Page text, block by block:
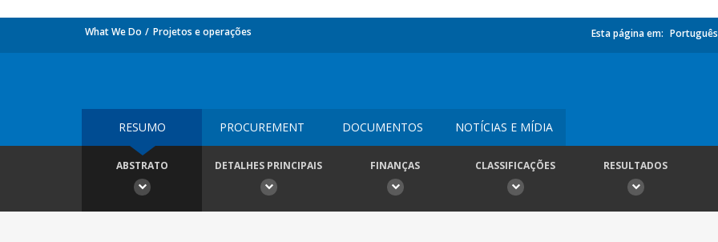
What We Do Projetos e operações Esta página em: Português
RESUMO PROCUREMENT DOCUMENTOS NOTÍCIAS E MÍDIA
ABSTRATO DETALHES PRINCIPAIS FINANÇAS CLASSIFICAÇÕES RESULTADOS